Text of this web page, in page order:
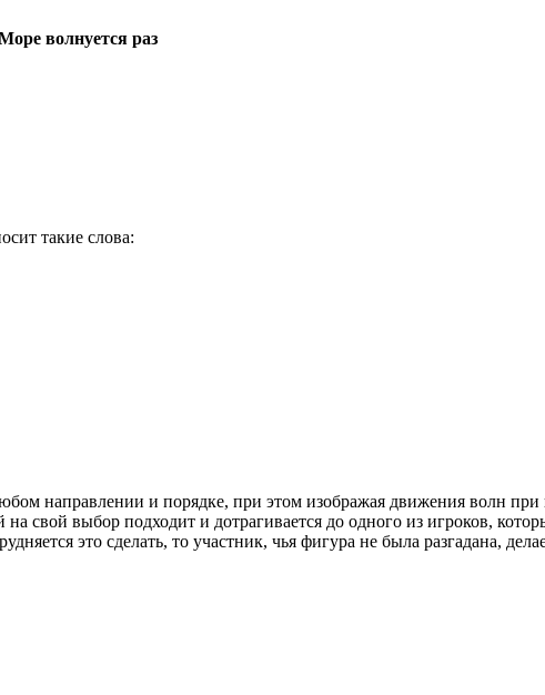
волнуется раз
такие слова:
направлении и порядке, при этом изображая движения волн
свой выбор подходит и дотрагивается до одного из игроков,
это сделать, то участник, чья фигура не была разгадана,